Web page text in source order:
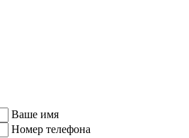
Ваше имя
Номер телефона